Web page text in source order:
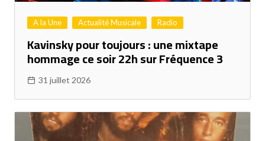
A la Une Actualité Musicale Radio
Kavinsky pour toujours : une mixtape
hommage ce soir 22h sur Fréquence 3
31 juillet 2026